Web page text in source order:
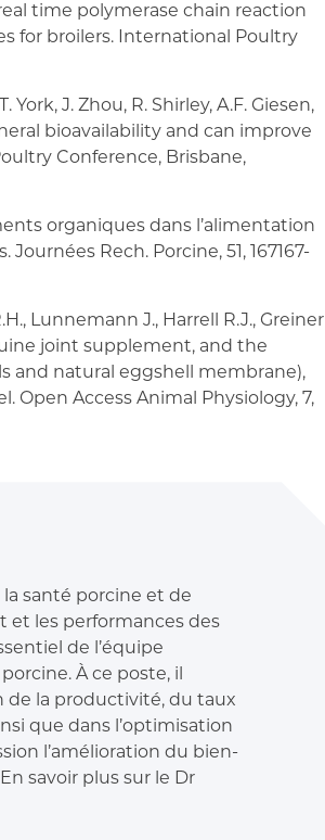
real time polymerase chain reaction
for broilers. International Poultry
York, J. Zhou, R. Shirley, A.F. Giesen,
bioavailability and can improve
Conference, Brisbane,
organiques dans l’alimentation
Rech. Porcine, 51, 167167-
Lunnemann J., Harrell R.J., Greiner
joint supplement, and the
and natural eggshell membrane),
Open Access Animal Physiology, 7,
la santé porcine et de
et les performances des
de l’équipe
À ce poste, il
de la productivité, du taux
que dans l’optimisation
l’amélioration du bien-
savoir plus sur le Dr